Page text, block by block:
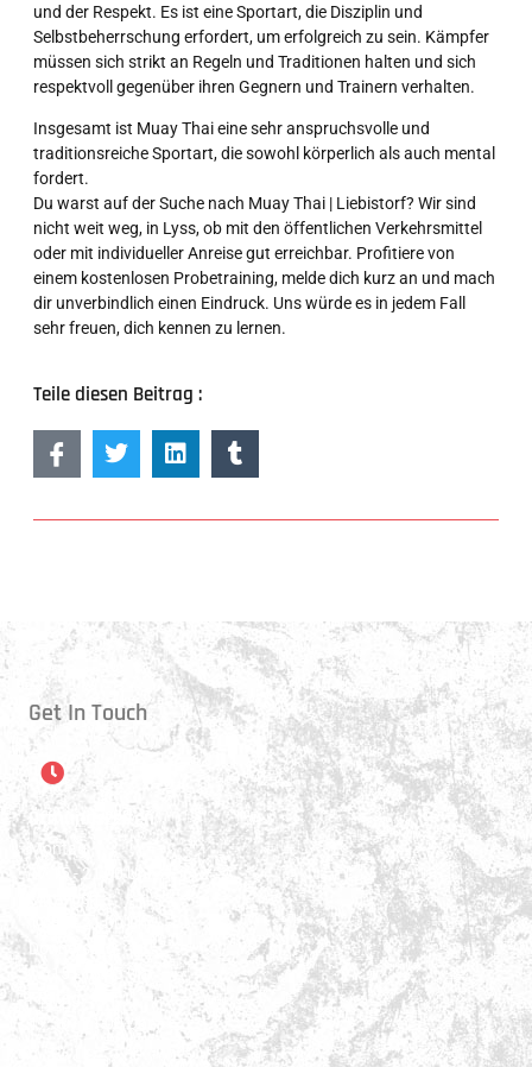
und der Respekt. Es ist eine Sportart, die Disziplin und
Selbstbeherrschung erfordert, um erfolgreich zu sein. Kämpfer
müssen sich strikt an Regeln und Traditionen halten und sich
respektvoll gegenüber ihren Gegnern und Trainern verhalten.
Insgesamt ist Muay Thai eine sehr anspruchsvolle und
traditionsreiche Sportart, die sowohl körperlich als auch mental
fordert.
Du warst auf der Suche nach Muay Thai | Liebistorf? Wir sind
nicht weit weg, in Lyss, ob mit den öffentlichen Verkehrsmittel
oder mit individueller Anreise gut erreichbar. Profitiere von
einem kostenlosen Probetraining, melde dich kurz an und mach
dir unverbindlich einen Eindruck. Uns würde es in jedem Fall
sehr freuen, dich kennen zu lernen.
Teile diesen Beitrag :
Get In Touch
Öffnungszeiten
Montag:
17:15 - 21:00 Uhr
Mittwoch:
17:30 - 21:00 Uhr
Donnerstag:
17:15 - 18:45 Uhr
17:30 - 21:00 Uhr